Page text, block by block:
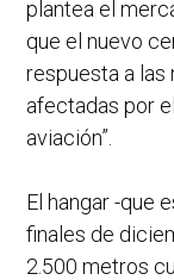
plantea el
que el nuevo
respuesta a las
afectadas por
aviación”.
El hangar -que
finales de
2.500 metros